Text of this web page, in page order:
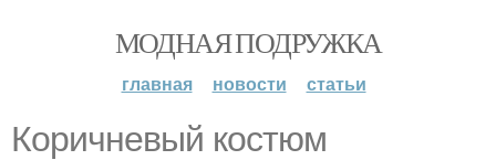
МОДНАЯ ПОДРУЖКА
главная новости статьи
Коричневый костюм